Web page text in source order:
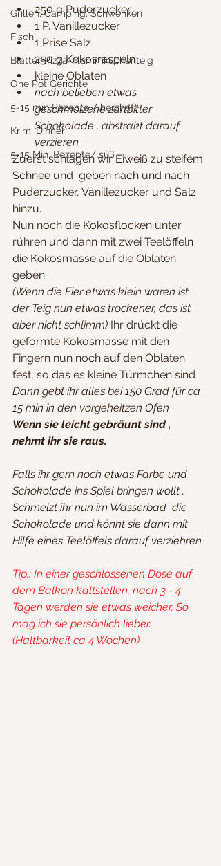
Grillen, Camping, Schwenken
Fisch
Blätter-Pizza-Flammkuchenteig
One Pot Gerichte
5-15 min Rezepte / herzhaft
Krimi Dinner
5-15 Min. Rezepte/ süß
250 g Puderzucker
1 P. Vanillezucker
1 Prise Salz
250 g Kokosraspeln
kleine Oblaten
nach belieben etwas
geschmolzene zartbitter
Schokolade , abstrakt darauf
verzieren
Zuerst schlagen wir Eiweiß zu steifem
Schnee und  geben nach und nach
Puderzucker, Vanillezucker und Salz
hinzu.
Nun noch die Kokosflocken unter
rühren und dann mit zwei Teelöffeln
die Kokosmasse auf die Oblaten
geben.
(Wenn die Eier etwas klein waren ist
der Teig nun etwas trockener, das ist
aber nicht schlimm) Ihr drückt die
geformte Kokosmasse mit den
Fingern nun noch auf den Oblaten
fest, so das es kleine Türmchen sind
Dann gebt ihr alles bei 150 Grad für ca
15 min in den vorgeheitzen Ofen
Wenn sie leicht gebräunt sind ,
nehmt ihr sie raus.
Falls ihr gern noch etwas Farbe und
Schokolade ins Spiel bringen wollt .
Schmelzt ihr nun im Wasserbad  die
Schokolade und könnt sie dann mit
Hilfe eines Teelöffels darauf verziehren.
Tip.: In einer geschlossenen Dose auf
dem Balkon kaltstellen, nach 3 - 4
Tagen werden sie etwas weicher. So
mag ich sie persönlich lieber.
(Haltbarkeit ca 4 Wochen)